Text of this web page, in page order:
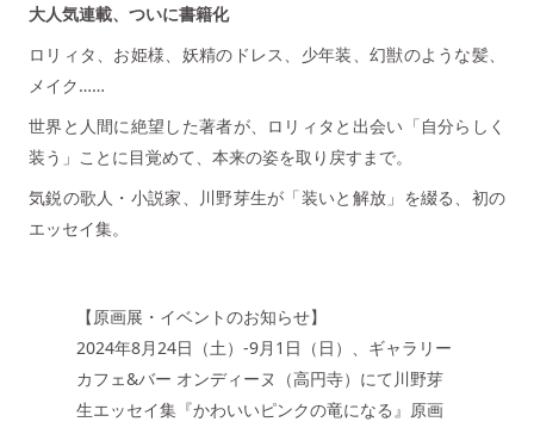
大人気連載、ついに書籍化
ロリィタ、お姫様、妖精のドレス、少年装、幻獣のような髪、
メイク……
世界と人間に絶望した著者が、ロリィタと出会い「自分らしく
装う」ことに目覚めて、本来の姿を取り戻すまで。
気鋭の歌人・小説家、川野芽生が「装いと解放」を綴る、初の
エッセイ集。
【原画展・イベントのお知らせ】
2024年8月24日（土）-9月1日（日）、ギャラリー
カフェ&バー オンディーヌ（高円寺）にて川野芽
生エッセイ集『かわいいピンクの竜になる』原画